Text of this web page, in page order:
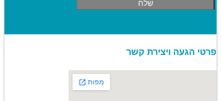
פרטי הגעה ויצירת קשר